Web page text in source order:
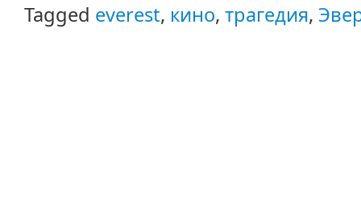
Tagged everest, кино, трагедия,